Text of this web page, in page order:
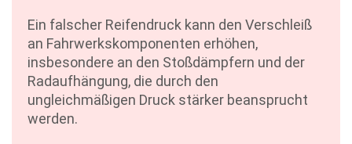
Ein falscher Reifendruck kann den Verschleiß
an Fahrwerkskomponenten erhöhen,
insbesondere an den Stoßdämpfern und der
Radaufhängung, die durch den
ungleichmäßigen Druck stärker beansprucht
werden.